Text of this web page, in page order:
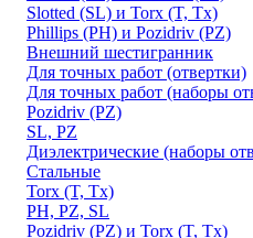
Slotted (SL) и Torx (T, Tx)
Phillips (PH) и Pozidriv (PZ)
Внешний шестигранник
Для точных работ (отвертки)
Для точных работ (наборы
Pozidriv (PZ)
SL, PZ
Диэлектрические (наборы
Стальные
Torx (T, Tx)
PH, PZ, SL
Pozidriv (PZ) и Torx (T, Tx)